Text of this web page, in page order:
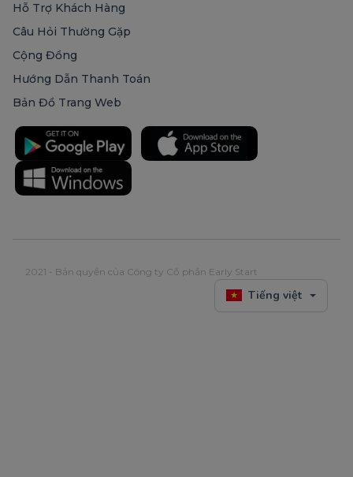
Hỗ Trợ Khách Hàng
Câu Hỏi Thường Gặp
Cộng Đồng
Hướng Dẫn Thanh Toán
Bản Đồ Trang Web
2021 - Bản quyền của Công ty Cổ phần Early Start
Tiếng việt